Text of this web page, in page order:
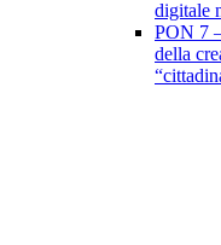
digitale
PON 7
della